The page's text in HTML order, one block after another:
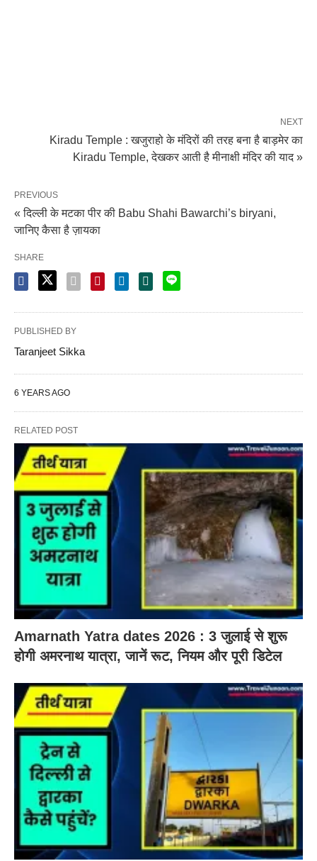
NEXT
Kiradu Temple : खजुराहो के मंदिरों की तरह बना है बाड़मेर का
Kiradu Temple, देखकर आती है मीनाक्षी मंदिर की याद »
PREVIOUS
« दिल्ली के मटका पीर की Babu Shahi Bawarchi’s biryani,
जानिए कैसा है ज़ायका
SHARE
PUBLISHED BY
Taranjeet Sikka
6 YEARS AGO
RELATED POST
Amarnath Yatra dates 2026 : 3 जुलाई से शुरू
होगी अमरनाथ यात्रा, जानें रूट, नियम और पूरी डिटेल